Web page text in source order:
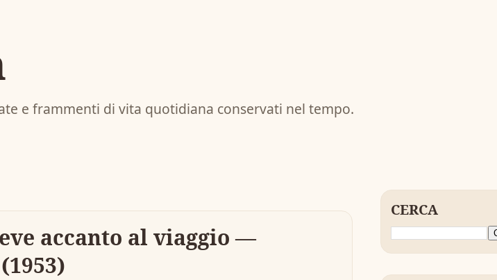
e frammenti di vita quotidiana conservati nel tempo.
accanto al viaggio —
CERCA